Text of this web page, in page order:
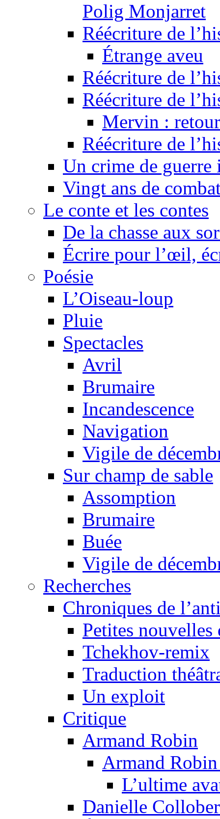
Polig Monjarret
Réécriture de
Étrange aveu
Réécriture de
Réécriture de
Mervin :
Réécriture de
Un crime de guerre
Vingt ans de
Le conte et les contes
De la chasse aux
Écrire pour l’œil,
Poésie
L’Oiseau-loup
Pluie
Spectacles
Avril
Brumaire
Incandescence
Navigation
Vigile de
Sur champ de sable
Assomption
Brumaire
Buée
Vigile de
Recherches
Chroniques de
Petites
Tchekhov-remix
Traduction
Un exploit
Critique
Armand Robin
Armand
L’ultime
Danielle